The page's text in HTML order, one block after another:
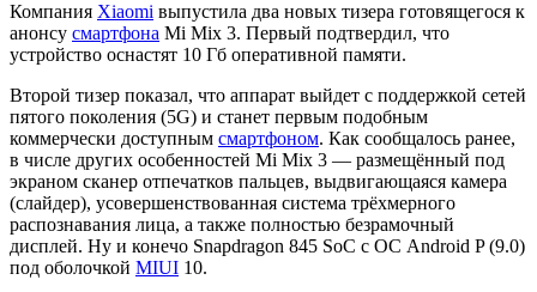
Компания Xiaomi выпустила два новых тизера готовящегося к
анонсу смартфона Mi Mix 3. Первый подтвердил, что
устройство оснастят 10 Гб оперативной памяти.
Второй тизер показал, что аппарат выйдет с поддержкой сетей
пятого поколения (5G) и станет первым подобным
коммерчески доступным смартфоном. Как сообщалось ранее,
в числе других особенностей Mi Mix 3 — размещённый под
экраном сканер отпечатков пальцев, выдвигающаяся камера
(слайдер), усовершенствованная система трёхмерного
распознавания лица, а также полностью безрамочный
дисплей. Ну и конечо Snapdragon 845 SoC с ОС Android P (9.0)
под оболочкой MIUI 10.